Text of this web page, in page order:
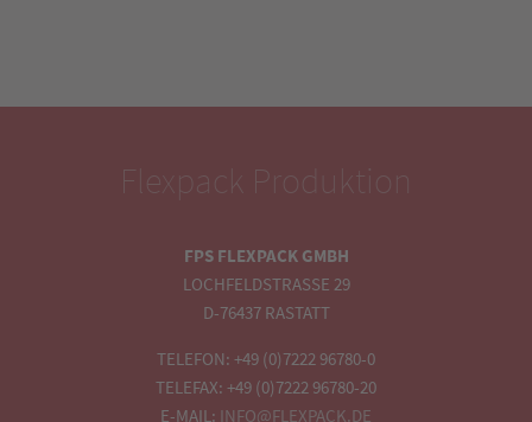
Flexpack Produktion
FPS FLEXPACK GMBH
LOCHFELDSTRASSE 29
D-76437 RASTATT
TELEFON: +49 (0)7222 96780-0
TELEFAX: +49 (0)7222 96780-20
E-MAIL: INFO@FLEXPACK.DE